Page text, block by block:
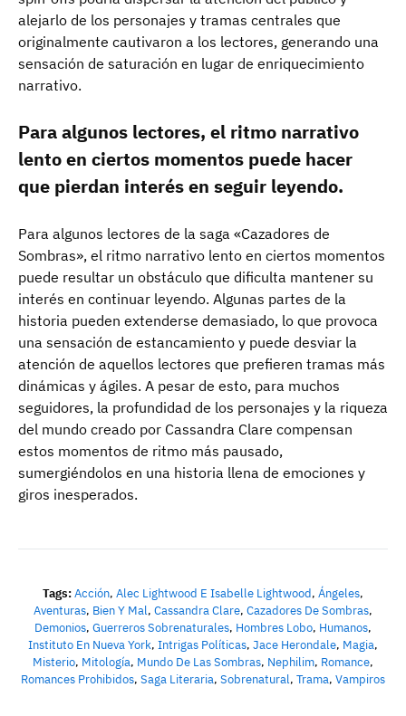
alejarlo de los personajes y tramas centrales que
originalmente cautivaron a los lectores, generando una
sensación de saturación en lugar de enriquecimiento
narrativo.
Para algunos lectores, el ritmo narrativo
lento en ciertos momentos puede hacer
que pierdan interés en seguir leyendo.
Para algunos lectores de la saga «Cazadores de
Sombras», el ritmo narrativo lento en ciertos momentos
puede resultar un obstáculo que dificulta mantener su
interés en continuar leyendo. Algunas partes de la
historia pueden extenderse demasiado, lo que provoca
una sensación de estancamiento y puede desviar la
atención de aquellos lectores que prefieren tramas más
dinámicas y ágiles. A pesar de esto, para muchos
seguidores, la profundidad de los personajes y la riqueza
del mundo creado por Cassandra Clare compensan
estos momentos de ritmo más pausado,
sumergiéndolos en una historia llena de emociones y
giros inesperados.
Tags:Acción, Alec Lightwood E Isabelle Lightwood, Ángeles,
Aventuras, Bien Y Mal, Cassandra Clare, Cazadores De Sombras,
Demonios, Guerreros Sobrenaturales, Hombres Lobo, Humanos,
Instituto En Nueva York, Intrigas Políticas, Jace Herondale, Magia,
Misterio, Mitología, Mundo De Las Sombras, Nephilim, Romance,
Romances Prohibidos, Saga Literaria, Sobrenatural, Trama, Vampiros